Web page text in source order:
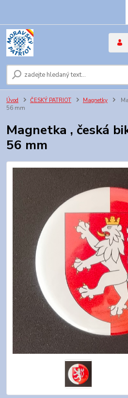
Úvod ČESKÝ PATRIOT Magnetky
56 mm
Magnetka , česká
56 mm